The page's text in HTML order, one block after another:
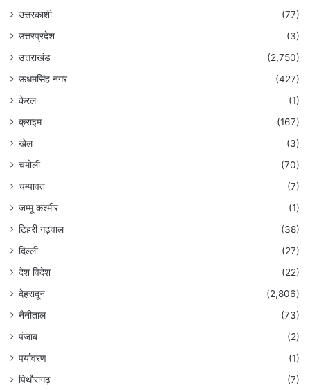
उत्तरकाशी
(77)
उत्तरप्रदेश
(3)
उत्तराखंड
(2,750)
ऊधमसिंह नगर
(427)
केरल
(1)
क्राइम
(167)
खेल
(3)
चमोली
(70)
चम्पावत
(7)
जम्मू कश्मीर
(1)
टिहरी गढ़वाल
(38)
दिल्ली
(27)
देश विदेश
(22)
देहरादून
(2,806)
नैनीताल
(73)
पंजाब
(2)
पर्यावरण
(1)
पिथौरागढ़
(7)